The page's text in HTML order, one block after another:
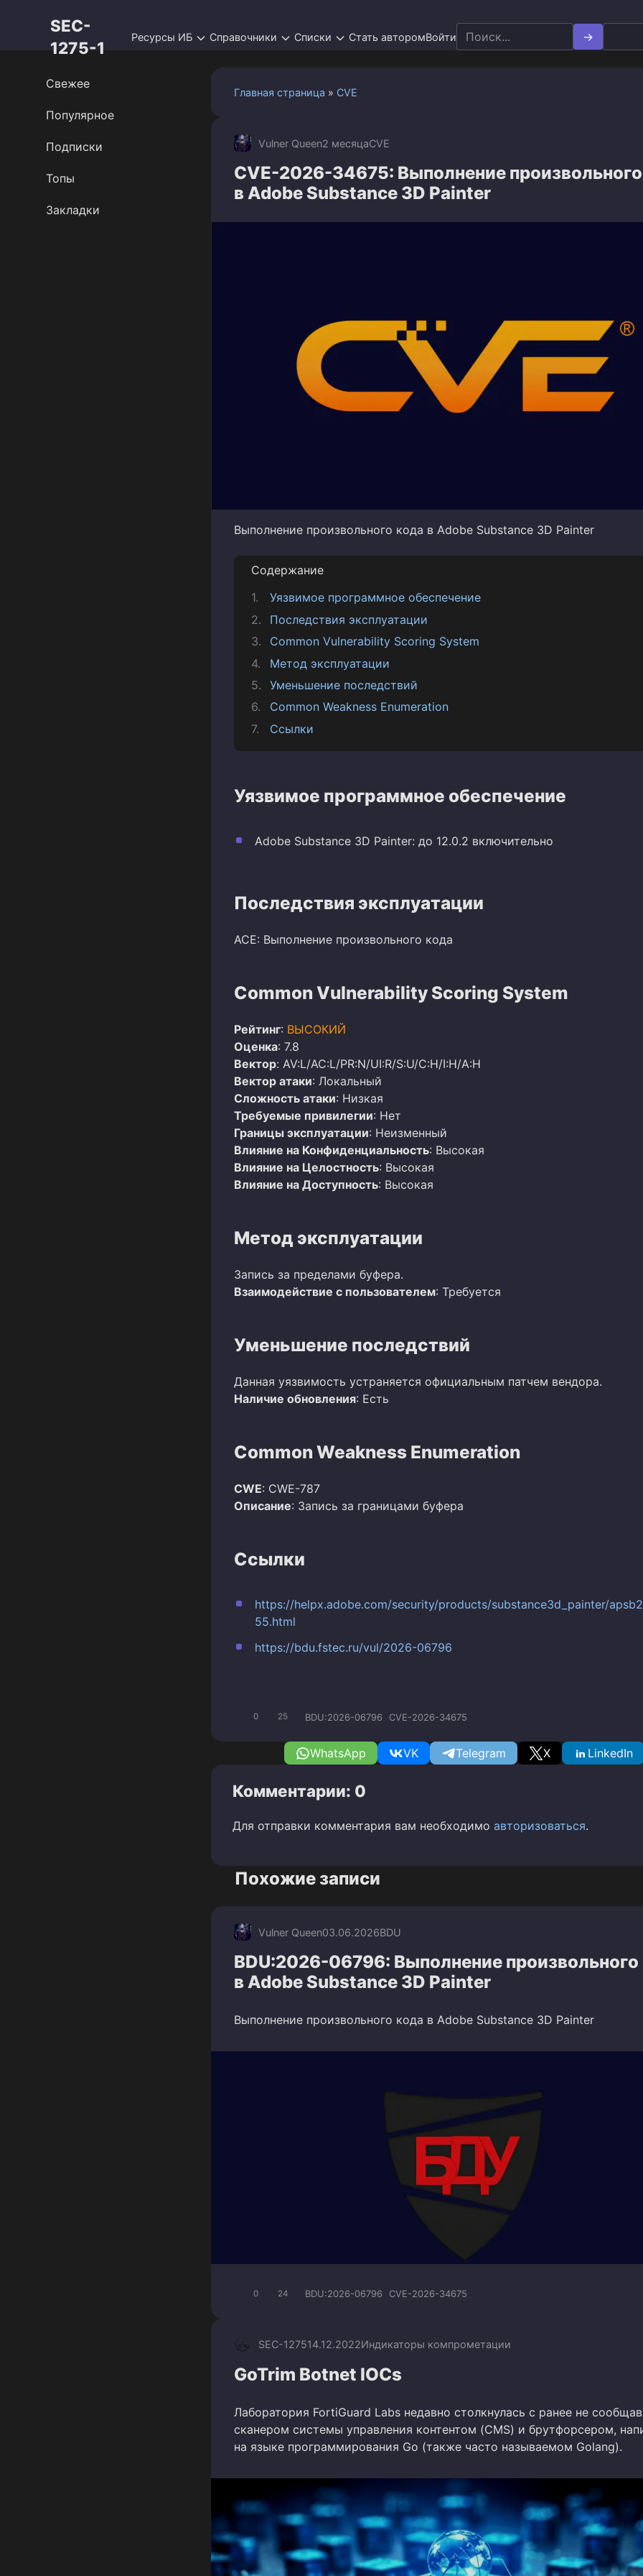
SEC-
1275-1
Ресурсы ИБ Справочники Списки Стать авторомВойти Search
for:
Главная страница » CVE
Vulner Queen2 месяцаCVE
CVE-2026-34675: Выполнение
в Adobe Substance 3D Painter
Выполнение произвольного кода в Adobe Substance 3D Painter
Содержание
Уязвимое программное обеспечение
Последствия эксплуатации
Common Vulnerability Scoring System
Метод эксплуатации
Уменьшение последствий
Common Weakness Enumeration
Ссылки
Уязвимое программное обеспечение
Adobe Substance 3D Painter: до 12.0.2 включительно
Последствия эксплуатации
ACE: Выполнение произвольного кода
Common Vulnerability Scoring System
Рейтинг: ВЫСОКИЙ
Оценка: 7.8
Вектор: AV:L/AC:L/PR:N/UI:R/S:U/C:H/I:H/A:H
Вектор атаки: Локальный
Сложность атаки: Низкая
Требуемые привилегии: Нет
Границы эксплуатации: Неизменный
Влияние на Конфиденциальность: Высокая
Влияние на Целостность: Высокая
Влияние на Доступность: Высокая
Метод эксплуатации
Запись за пределами буфера.
Взаимодействие с пользователем: Требуется
Уменьшение последствий
Данная уязвимость устраняется официальным патчем вендора.
Наличие обновления: Есть
Common Weakness Enumeration
CWE: CWE-787
Описание: Запись за границами буфера
Ссылки
https://helpx.adobe.com/security/products/substance3d_painter/
55.html
https://bdu.fstec.ru/vul/2026-06796
0 25 BDU:2026-06796 CVE-2026-34675
WhatsApp VK Telegram X LinkedIn
Комментарии: 0
Для отправки комментария вам необходимо авторизоваться.
Похожие записи
Vulner Queen03.06.2026BDU
BDU:2026-06796: Выполнение произвольного
в Adobe Substance 3D Painter
Выполнение произвольного кода в Adobe Substance 3D Painter
0 24 BDU:2026-06796 CVE-2026-34675
SEC-127514.12.2022Индикаторы компрометации
GoTrim Botnet IOCs
Лаборатория FortiGuard Labs недавно столкнулась с ранее не
сканером системы управления контентом (CMS) и брутфорсером,
на языке программирования Go (также часто называемом Golang).
Свежее
Популярное
Подписки
Топы
Закладки